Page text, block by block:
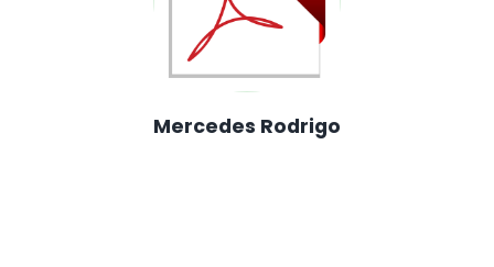
Mercedes Rodrigo